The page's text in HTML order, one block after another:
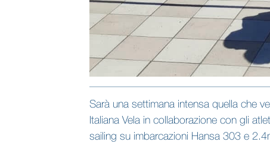
Sarà una settimana intensa quella che
Italiana Vela in collaborazione con gli
sailing su imbarcazioni Hansa 303 e